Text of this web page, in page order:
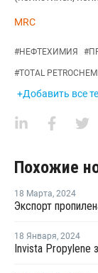
MRC
#НЕФТЕХИМИЯ #
#TOTAL
+Добавить все
Похожие
18 Марта, 2024
Экспорт
18 Января, 2024
Invista Propylene